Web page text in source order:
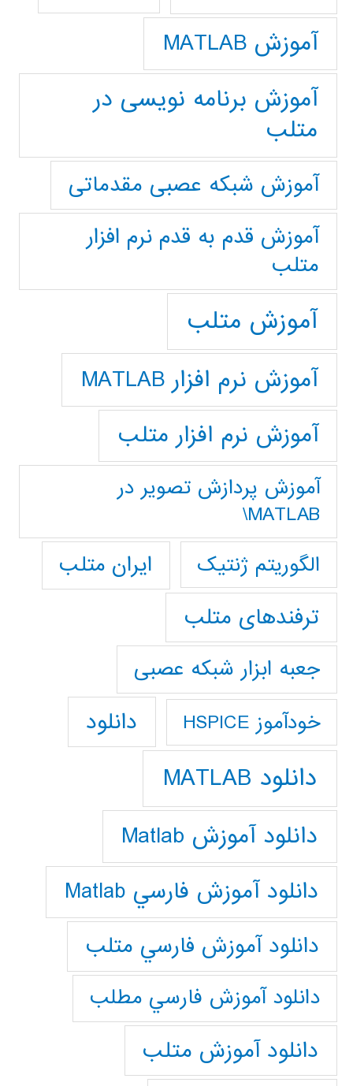
آموزش MATLAB
آموزش برنامه نویسی در
متلب
آموزش شبکه عصبی مقدماتی
آموزش قدم به قدم نرم افزار
متلب
آموزش متلب
آموزش نرم افزار MATLAB
آموزش نرم افزار متلب
آموزش پردازش تصوير در
MATLAB\
الگوریتم ژنتیک
ایران متلب
ترفندهای متلب
جعبه ابزار شبکه عصبی
خودآموز HSPICE دانلود
دانلود MATLAB
دانلود آموزش Matlab
دانلود آموزش فارسي Matlab
دانلود آموزش فارسي متلب
دانلود آموزش فارسي مطلب
دانلود آموزش متلب